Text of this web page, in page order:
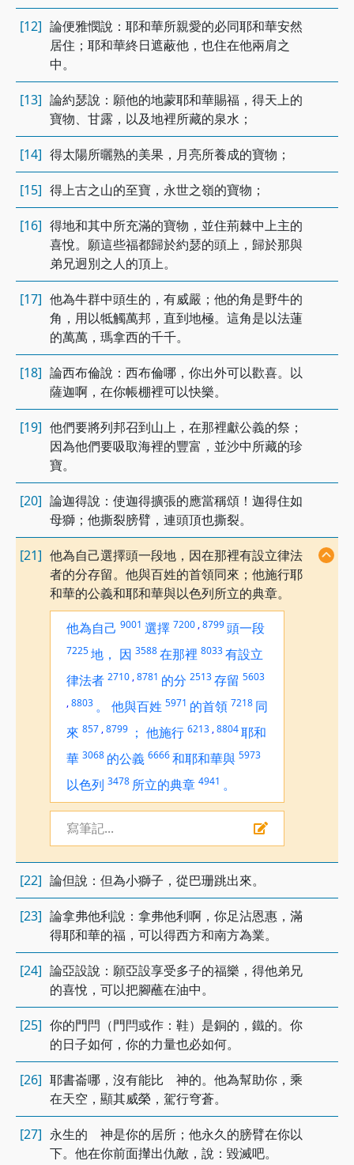
[12] 論便雅憫說：耶和華所親愛的必同耶和華安然
居住；耶和華終日遮蔽他，也住在他兩肩之
中。
[13] 論約瑟說：願他的地蒙耶和華賜福，得天上的
寶物、甘露，以及地裡所藏的泉水；
[14] 得太陽所曬熟的美果，月亮所養成的寶物；
[15] 得上古之山的至寶，永世之嶺的寶物；
[16] 得地和其中所充滿的寶物，並住荊棘中上主的
喜悅。願這些福都歸於約瑟的頭上，歸於那與
弟兄迥別之人的頂上。
[17] 他為牛群中頭生的，有威嚴；他的角是野牛的
角，用以牴觸萬邦，直到地極。這角是以法蓮
的萬萬，瑪拿西的千千。
[18] 論西布倫說：西布倫哪，你出外可以歡喜。以
薩迦啊，在你帳棚裡可以快樂。
[19] 他們要將列邦召到山上，在那裡獻公義的祭；
因為他們要吸取海裡的豐富，並沙中所藏的珍
寶。
[20] 論迦得說：使迦得擴張的應當稱頌！迦得住如
母獅；他撕裂膀臂，連頭頂也撕裂。
[21] 他為自己選擇頭一段地，因在那裡有設立律法
者的分存留。他與百姓的首領同來；他施行耶
和華的公義和耶和華與以色列所立的典章。
他為自己 9001 選擇 7200 ,8799頭一段
7225地， 因 3588在那裡 8033有設立
律法者 2710 ,8781 的分 2513存留 5603
,8803 。 他與百姓 5971 的首領 7218 同
來 857 ,8799 ； 他施行 6213 ,8804耶和
華 3068 的公義 6666和耶和華與 5973
以色列 3478 所立的典章 4941 。
寫筆記...
[22] 論但說：但為小獅子，從巴珊跳出來。
[23] 論拿弗他利說：拿弗他利啊，你足沾恩惠，滿
得耶和華的福，可以得西方和南方為業。
[24] 論亞設說：願亞設享受多子的福樂，得他弟兄
的喜悅，可以把腳蘸在油中。
[25] 你的門閂（門閂或作：鞋）是銅的，鐵的。你
的日子如何，你的力量也必如何。
[26] 耶書崙哪，沒有能比 神的。他為幫助你，乘
在天空，顯其威榮，駕行穹蒼。
[27] 永生的 神是你的居所；他永久的膀臂在你以
下。他在你前面攆出仇敵，說：毀滅吧。